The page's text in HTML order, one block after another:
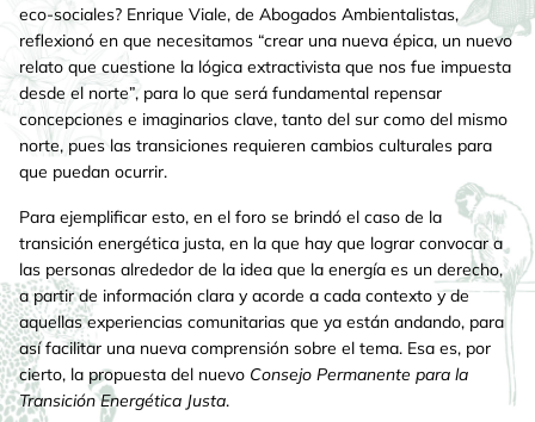
eco-sociales? Enrique Viale, de Abogados Ambientalistas,
reflexionó en que necesitamos “crear una nueva épica, un nuevo
relato que cuestione la lógica extractivista que nos fue impuesta
desde el norte”, para lo que será fundamental repensar
concepciones e imaginarios clave, tanto del sur como del mismo
norte, pues las transiciones requieren cambios culturales para
que puedan ocurrir.
Para ejemplificar esto, en el foro se brindó el caso de la
transición energética justa, en la que hay que lograr convocar a
las personas alrededor de la idea que la energía es un derecho,
a partir de información clara y acorde a cada contexto y de
aquellas experiencias comunitarias que ya están andando, para
así facilitar una nueva comprensión sobre el tema. Esa es, por
cierto, la propuesta del nuevo Consejo Permanente para la
Transición Energética Justa.